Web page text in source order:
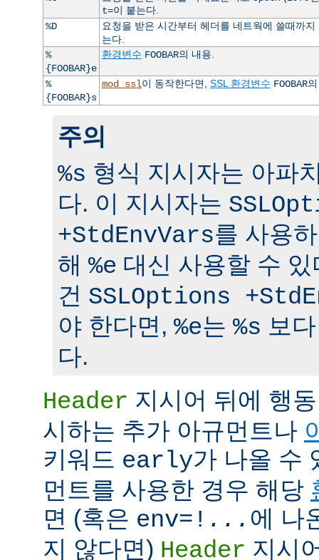
t=이 붙는다.
%D
요청을 받은 시간부터 헤더를 네트웍에 쓸때까
는다.
%
{FOOBAR}e
환경변수 FOOBAR의 내용.
%
{FOOBAR}s
mod_ssl이 동작한다면, SSL 환경변수 FOOBAR
주의
%s 형식 지시자는 아파
다. 이 지시자는
+StdEnvVars를 사용
해 %e 대신 사용할 수
건 SSLOptions
야 한다면, %e는 %s 보
다.
Header 지시어 뒤에 행
시하는 추가 아규먼트나
키워드 early가 나올 수
먼트를 사용한 경우 해당
면 (혹은 env=! ... 에 나
지 않다면) Header 지시